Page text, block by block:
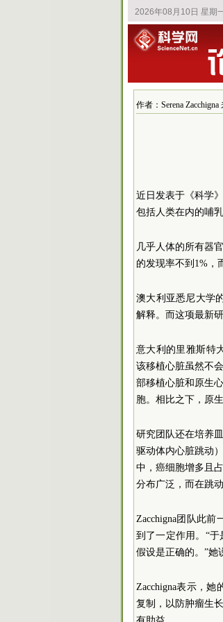
作者：Serena
近日发表于《科学
包括人类在内的哺
几乎人体的所有器
的发现率不到1%，
澳大利亚悉尼大学
解释。而这项最新
意大利的里雅斯特
该移植心脏虽然不
部移植心脏和原生
胞。相比之下，原
研究团队还在培养
驱动体内心脏跳动
中，癌细胞增多且
分布广泛，而在跳
Zacchigna团队此
到了一定作用。“
假设是正确的。”她
Zacchigna表示，
复制，以防肿瘤生